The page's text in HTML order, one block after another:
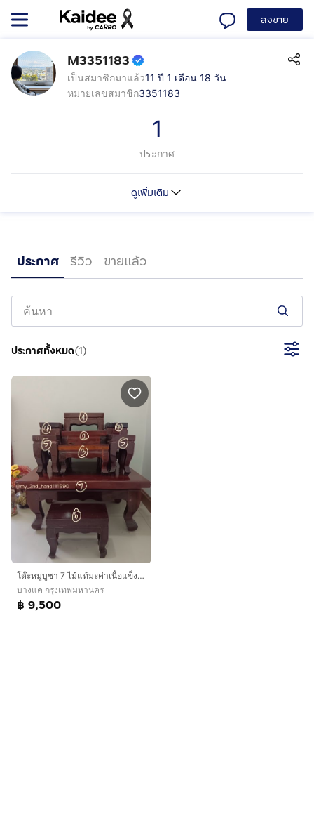
ลงขาย
M3351183
เป็นสมาชิกมาแล้ว11 ปี 1 เดือน 18 วัน
หมายเลขสมาชิก3351183
1
ประกาศ
ดูเพิ่มเติม
ประกาศ รีวิว ขายแล้ว
ประกาศทั้งหมด(1)
โต๊ะหมู่บูชา 7 ไม้แท้มะค่าเนื้อแข็งทั้งชิ้น
บางแค กรุงเทพมหานคร
฿ 9,500